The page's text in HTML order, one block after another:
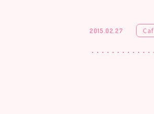
2015.02.27